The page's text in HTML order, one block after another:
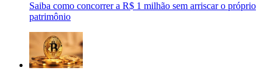
Saiba como concorrer a R$ 1 milhão sem arriscar o próprio
patrimônio